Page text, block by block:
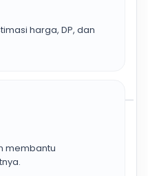
harga, DP, dan
membantu